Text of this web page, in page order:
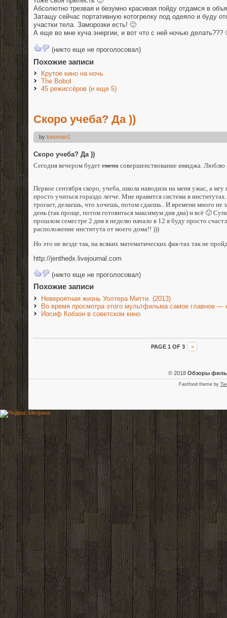
Абсолютно трезвая и безумно красивая пойду отдамся в
Затащу сейчас портативную котогрелку под одеяло и буду
участки тела. Заморозки есть! 🙂
А еще во мне куча энергии, и вот что с ней ночью делать???
(никто еще не проголосовал)
Похожие записи
Крутое кино на ночь
The Bobot
45 режиссёров (и еще 5)
Скоро учеба? Да ))
by kinoman1
Скоро учеба? Да ))
Сегодня вечером будет смена совершенствование имиджа. Люблю
Первое сентября скоро, учеба, школа наводила на меня ужас, а мгу
просто учиться гораздо легче. Мне нравится система в
трогает, делаешь, что хочешь, потом сдаешь.. И времени много не
день (так проще, потом готовиться максимум дня два) и всё 🙂
прошлом семестре 2 дня в неделю начало в 12 я буду просто
расположение института от моего дома!! )))
Но это не везде так, на всяких математических фак-тах так не
http://jenthedx.livejournal.com
(никто еще не проголосовал)
Похожие записи
Невероятная жизнь Уолтера Митти. (2013)
Во время просмотра этого мультфильма самое главное —
Иосиф Кобзон в советском кино
PAGE 1 OF 3 »
© 2018 Обзоры
Fastfood theme by